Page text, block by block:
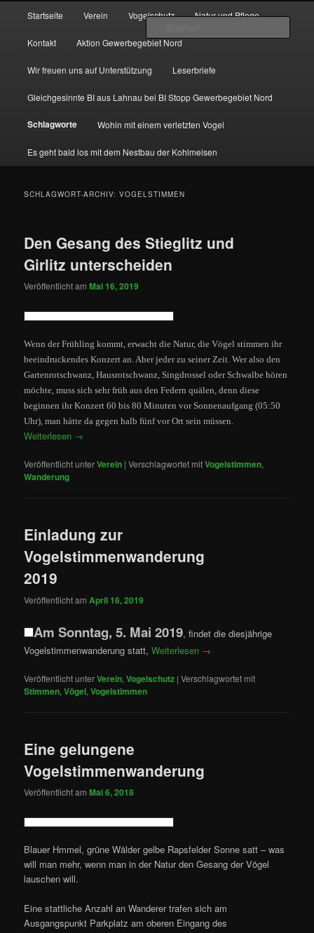
primären
sekundärencontent/uploads/2017/12/cropped-HGON_logo.jpg
Startseite Verein Vogelschutz Natur und Pflege
Kontakt Aktion Gewerbegebiet Nord
Wir freuen uns auf Unterstützung Leserbriefe
Gleichgesinnte BI aus Lahnau bei BI Stopp Gewerbegebiet Nord
Schlagworte Wohin mit einem verletzten Vogel
Es geht bald los mit dem Nestbau der Kohlmeisen
SCHLAGWORT-ARCHIV:VOGELSTIMMEN
Den Gesang des Stieglitz und
Girlitz unterscheiden
Veröffentlicht amMai 16, 2019
Wenn der Frühling kommt, erwacht die Natur, die Vögel stimmen ihr
beeindruckendes Konzert an. Aber jeder zu seiner Zeit. Wer also den
Gartenrotschwanz, Hausrotschwanz, Singdrossel oder Schwalbe hören
möchte, muss sich sehr früh aus den Federn quälen, denn diese
beginnen ihr Konzert 60 bis 80 Minuten vor Sonnenaufgang (05:50
Uhr), man hätte da gegen halb fünf vor Ort sein müssen.
Weiterlesen →
Veröffentlicht unterVerein |Verschlagwortet mitVogelstimmen,
Wanderung
Einladung zur
Vogelstimmenwanderung
2019
Veröffentlicht amApril 16, 2019
Am Sonntag, 5. Mai 2019, findet die diesjährige
Vogelstimmenwanderung statt,Weiterlesen →
Veröffentlicht unterVerein,Vogelschutz |Verschlagwortet mit
Stimmen,Vögel,Vogelstimmen
Eine gelungene
Vogelstimmenwanderung
Veröffentlicht amMai 6, 2018
Blauer Hmmel, grüne Wälder gelbe Rapsfelder Sonne satt – was
will man mehr, wenn man in der Natur den Gesang der Vögel
lauschen will.
Eine stattliche Anzahl an Wanderer trafen sich am
Ausgangspunkt Parkplatz am oberen Eingang des